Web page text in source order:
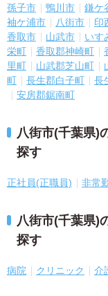
孫子市
鴨川市 鎌ケ
袖ケ浦市
八街市 印
香取市
山武市 いす
栄町
香取郡神崎町
里町
山武郡芝山町
町
長生郡白子町 長
安房郡鋸南町
八街市(千葉県)
探す
正社員(正職員) 非常
八街市(千葉県)
探す
病院 クリニック 介